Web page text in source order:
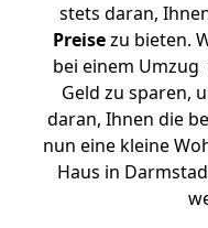
stets daran,
Preisezu bieten.
bei einem
Geld zu sparen,
daran, Ihnen die
nun eine kleine
Haus in